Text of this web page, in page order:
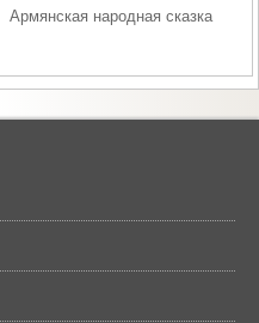
Армянская народная сказка